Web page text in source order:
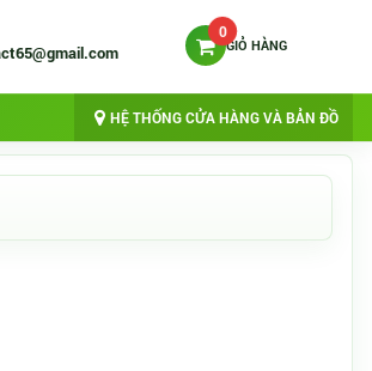
0
GIỎ HÀNG
HỆ THỐNG CỬA HÀNG VÀ BẢN ĐỒ